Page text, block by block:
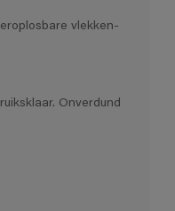
vlekken-
Onverdund